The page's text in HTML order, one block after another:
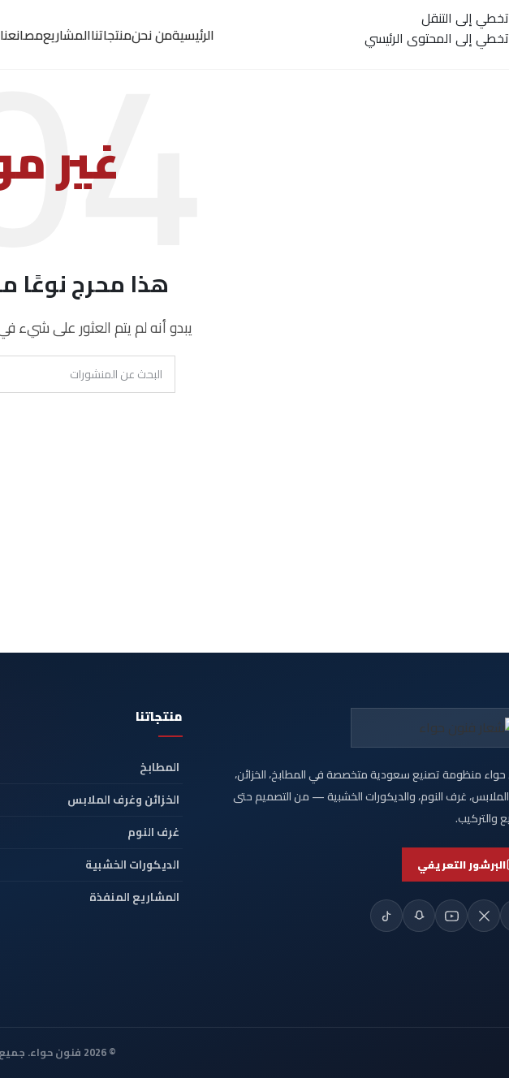
تخطي إلى التنقل
تخطي إلى المحتوى الرئيسي
الرئيسيةمن نحنمنتجاتناالمشاريعمصانعنا
غير
هذا محرج نوعًا
يبدو أنه لم يتم العثور على شيء
منظومة تصنيع سعودية متخصصة في المطابخ، الخزائن،
غرف النوم، والديكورات الخشبية — من التصميم حتى
والتركيب.
البرشور التعريفي
منتجاتنا
المطابخ
الخزائن وغرف الملابس
غرف النوم
الديكورات الخشبية
المشاريع المنفذة
© 2026 فنون حواء. جميع الحقوق محفوظة.